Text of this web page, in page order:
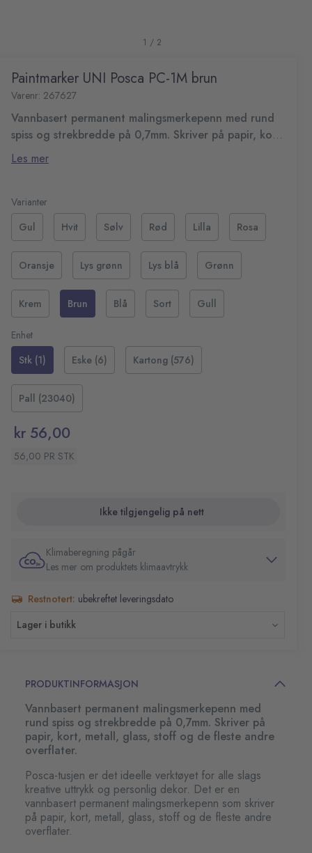
1 / 2
Paintmarker UNI Posca PC-1M brun
Varenr: 267627
Vannbasert permanent malingsmerkepenn med rund
spiss og strekbredde på 0,7mm. Skriver på papir, kort,
metall, glass, stoff og de fleste andre overflater.
Posca-tusjen er det ideelle verktøyet for alle slags
kreative uttrykk og personlig dekor. Det er en vannbasert
metall, glass, stoff og de fleste andre overflater.
Vannbasert blekk
Strekbredde: 0,7 mm
Farge: Brun
Les mer
Varianter
Gul
Hvit Sølv Rød Lilla Rosa
Oransje Lys grønn Lys blå Grønn
Krem Brun Blå Sort Gull
Enhet
Stk (1)
Eske (6) Kartong (576)
Pall (23040)
kr 56,00
56,00 PR STK
Ikke tilgjengelig på nett
Klimaberegning pågår
Les mer om produktets klimaavtrykk
Restnotert: ubekreftet leveringsdato
Lager i butikk
PRODUKTINFORMASJON
Vannbasert permanent malingsmerkepenn med
rund spiss og strekbredde på 0,7mm. Skriver på
papir, kort, metall, glass, stoff og de fleste andre
overflater.
Posca-tusjen er det ideelle verktøyet for alle slags
kreative uttrykk og personlig dekor. Det er en
vannbasert permanent malingsmerkepenn som skriver
på papir, kort, metall, glass, stoff og de fleste andre
overflater.